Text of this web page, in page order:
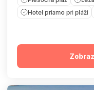
Hotel priamo pri pláži